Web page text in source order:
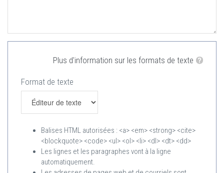
Plus d'information sur les formats de texte
Format de texte
Balises HTML autorisées : <a> <em> <strong> <cite>
<blockquote> <code> <ul> <ol> <li> <dl> <dt> <dd>
Les lignes et les paragraphes vont à la ligne
automatiquement.